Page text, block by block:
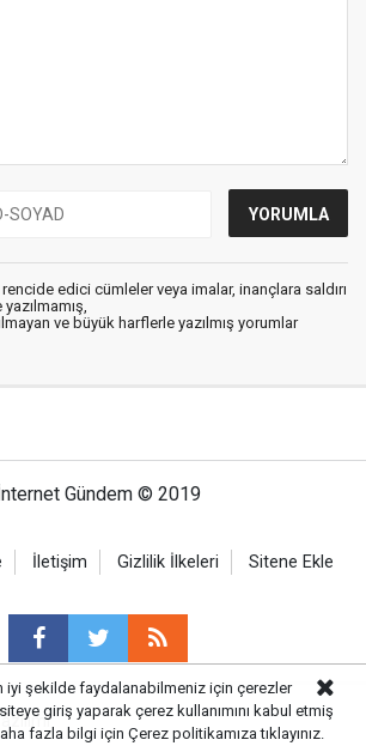
edici cümleler veya imalar, inançlara saldırı
ve büyük harflerle yazılmış yorumlar
Gündem © 2019
İletişim Gizlilik İlkeleri Sitene Ekle
iyi şekilde faydalanabilmeniz için çerezler
giriş yaparak çerez kullanımını kabul etmiş
fazla bilgi için Çerez politikamıza tıklayınız.